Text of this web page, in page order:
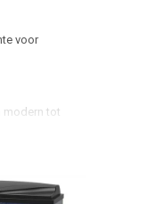
voor
modern tot